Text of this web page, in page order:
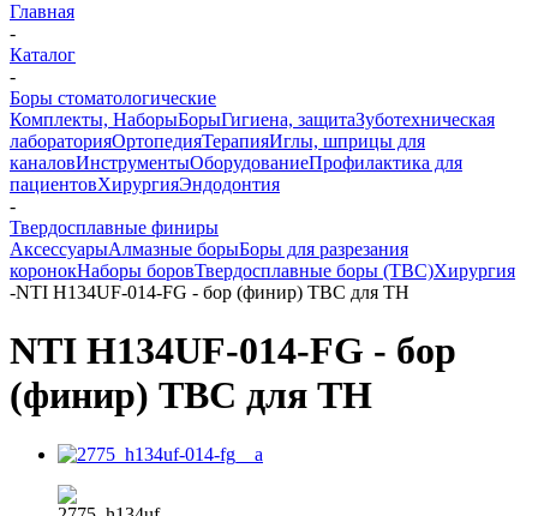
Главная
-
Каталог
-
Боры стоматологические
Комплекты, НаборыБорыГигиена, защитаЗуботехническая
лабораторияОртопедияТерапияИглы, шприцы для
каналовИнструментыОборудованиеПрофилактика для
пациентовХирургияЭндодонтия
-
Твердосплавные финиры
АксессуарыАлмазные борыБоры для разрезания
коронокНаборы боровТвердосплавные боры (ТВС)Хирургия
-NTI H134UF-014-FG - бор (финир) ТВС для ТН
NTI H134UF-014-FG - бор
(финир) ТВС для ТН